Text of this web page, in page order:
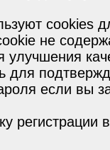
cookies
не
улучшения
для
если вы
регистрации